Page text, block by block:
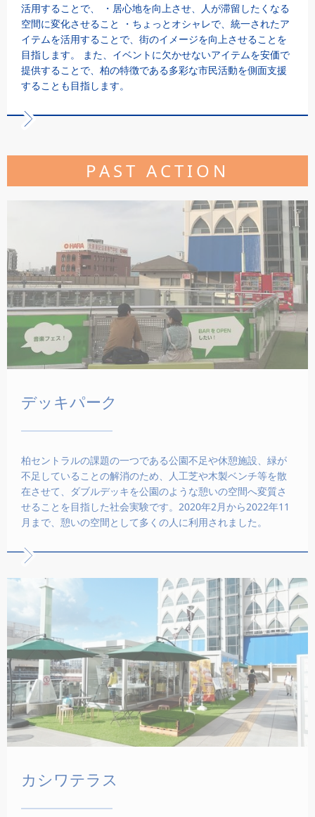
活用することで、 ・居心地を向上させ、人が滞留したくなる
空間に変化させること ・ちょっとオシャレで、統一されたア
イテムを活用することで、街のイメージを向上させることを
目指します。 また、イベントに欠かせないアイテムを安価で
提供することで、柏の特徴である多彩な市民活動を側面支援
することも目指します。
PAST ACTION
デッキパーク
柏セントラルの課題の一つである公園不足や休憩施設、緑が
不足していることの解消のため、人工芝や木製ベンチ等を散
在させて、ダブルデッキを公園のような憩いの空間へ変質さ
せることを目指した社会実験です。2020年2月から2022年11
月まで、憩いの空間として多くの人に利用されました。
カシワテラス